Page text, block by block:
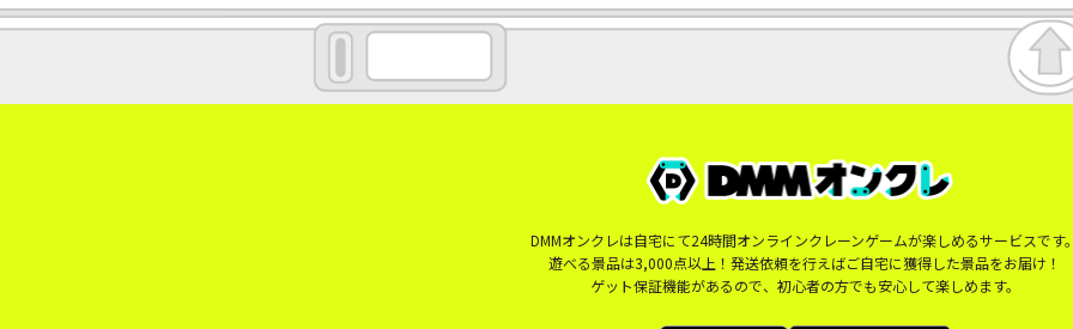
DMMオンクレは自宅にて24時間オンラインクレーンゲームが楽しめるサービスです
遊べる景品は3,000点以上！発送依頼を行えばご自宅に獲得した景品をお届け！
ゲット保証機能があるので、初心者の方でも安心して楽しめます。